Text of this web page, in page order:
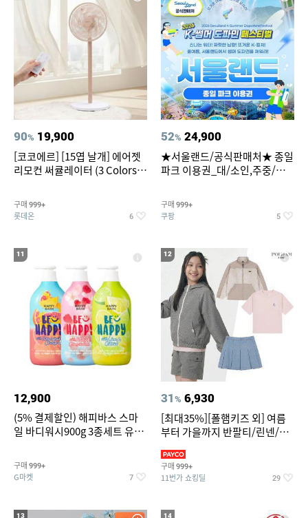
90% 19,900
[코코에르] [15엽 날개] 에어젯
리모컨 써큘레이터 (3 Colors
구매 999+
롯데온 6
52% 24,900
★서울랜드/공식판매처★ 종일
파크 이용권_대/소인,주중/주
구매 999+
쿠팡 5
11
12,900
(5% 결제할인) 해피바스 스마
일 바디워시900g 3종세트 유
구매 999+
G마켓 7
12
31% 6,930
[최대35%][폴햄키즈 외] 여름
부터 가을까지 반팔티/린넨/맨
구매 999+
11번가 쇼킹딜 29
13 14